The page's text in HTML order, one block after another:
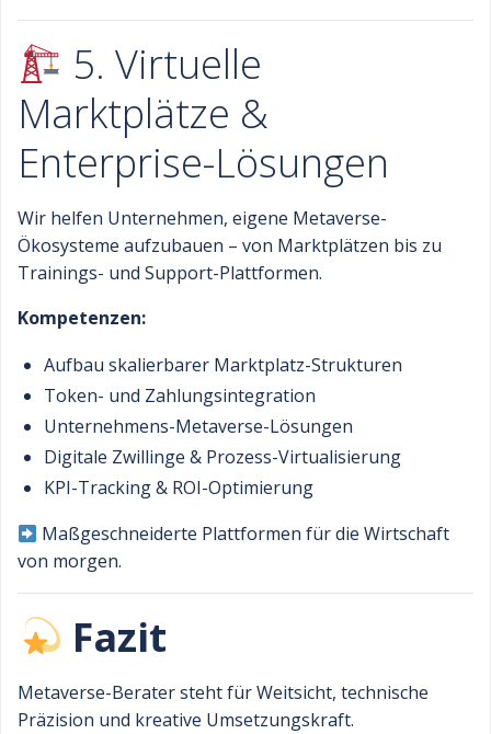
5. Virtuelle
Marktplätze &
Enterprise-Lösungen
Wir helfen Unternehmen, eigene Metaverse-
Ökosysteme aufzubauen – von Marktplätzen bis zu
Trainings- und Support-Plattformen.
Kompetenzen:
Aufbau skalierbarer Marktplatz-Strukturen
Token- und Zahlungsintegration
Unternehmens-Metaverse-Lösungen
Digitale Zwillinge & Prozess-Virtualisierung
KPI-Tracking & ROI-Optimierung
Maßgeschneiderte Plattformen für die Wirtschaft
von morgen.
Fazit
Metaverse-Berater steht für Weitsicht, technische
Präzision und kreative Umsetzungskraft.